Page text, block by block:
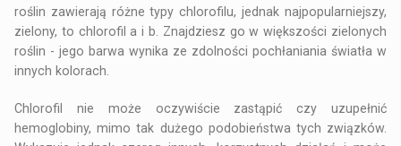
roślin zawierają różne typy chlorofilu, jednak najpopularniejszy,
zielony, to chlorofil a i b. Znajdziesz go w większości zielonych
roślin - jego barwa wynika ze zdolności pochłaniania światła w
innych kolorach.
Chlorofil nie może oczywiście zastąpić czy uzupełnić
hemoglobiny, mimo tak dużego podobieństwa tych związków.